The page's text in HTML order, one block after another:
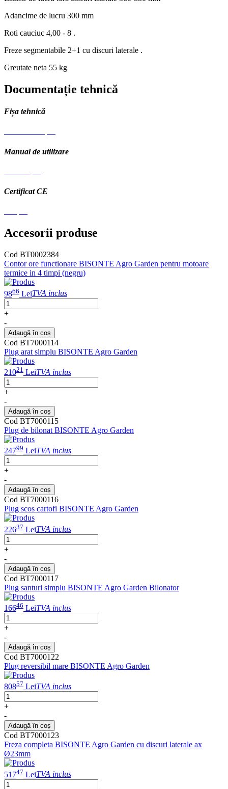
Adancime de lucru 300 mm
Roti cauciuc 4,00 - 8 .
Freze segmentabile 2+1 cu discuri laterale .
Greutate neta 55 kg
Documentație tehnică
Fișa tehnică
Manual de utilizare
Certificat CE
Accesorii produse
Cod BT0002384
Contor ore functionare BISONTE Agro Garden pentru motoare
termice in 4 timpi (negru)
9866 LeiTVA inclus
+
-
Adaugă în coș
Cod BT7000114
Plug arat simplu BISONTE Agro Garden
21021 LeiTVA inclus
+
-
Adaugă în coș
Cod BT7000115
Plug de bilonat BISONTE Agro Garden
24799 LeiTVA inclus
+
-
Adaugă în coș
Cod BT7000116
Plug scos cartofi BISONTE Agro Garden
22637 LeiTVA inclus
+
-
Adaugă în coș
Cod BT7000117
Plug santuri simplu BISONTE Agro Garden Bilonator
16646 LeiTVA inclus
+
-
Adaugă în coș
Cod BT7000122
Plug reversibil mare BISONTE Agro Garden
80857 LeiTVA inclus
+
-
Adaugă în coș
Cod BT7000123
Freza completa BISONTE Agro Garden cu discuri laterale ax
Ø23mm
51747 LeiTVA inclus